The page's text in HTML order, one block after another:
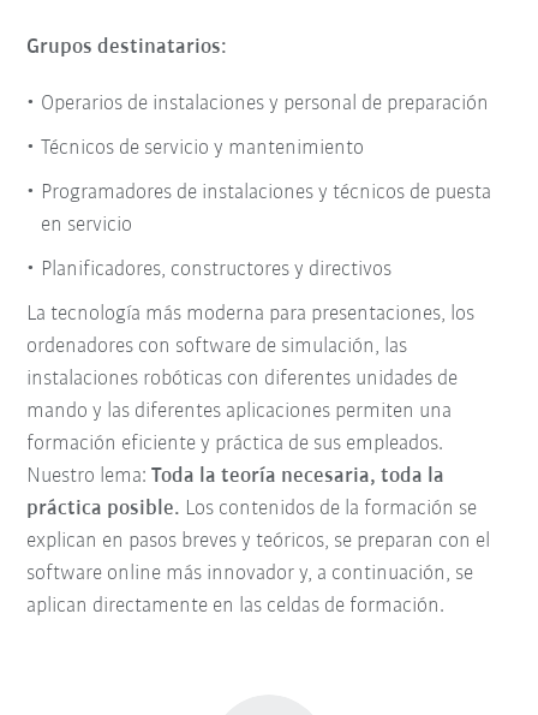
Grupos destinatarios:
Operarios de instalaciones y personal de preparación
Técnicos de servicio y mantenimiento
Programadores de instalaciones y técnicos de puesta
en servicio
Planificadores, constructores y directivos
La tecnología más moderna para presentaciones, los
ordenadores con software de simulación, las
instalaciones robóticas con diferentes unidades de
mando y las diferentes aplicaciones permiten una
formación eficiente y práctica de sus empleados.
Nuestro lema:Toda la teoría necesaria, toda la
práctica posible. Los contenidos de la formación se
explican en pasos breves y teóricos, se preparan con el
software online más innovador y, a continuación, se
aplican directamente en las celdas de formación.